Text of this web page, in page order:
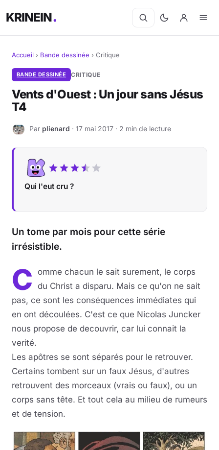
KRINEIN
Cinéma
Séries
Livres
Jeux vidéo
Sciences & Tech
Forum
Accueil › Bande dessinée › Critique
BANDE DESSINÉE CRITIQUE
Vents d'Ouest : Un jour sans Jésus
T4
P Par plienard · 17 mai 2017 · 2 min de lecture
Qui l'eut cru ?
Un tome par mois pour cette série
irrésistible.
C
omme chacun le sait surement, le corps
du Christ a disparu. Mais ce qu'on ne sait
pas, ce sont les conséquences immédiates qui
en ont découlées. C'est ce que Nicolas Juncker
nous propose de decouvrir, car lui connait la
verité.
Les apôtres se sont séparés pour le retrouver.
Certains tombent sur un faux Jésus, d'autres
retrouvent des morceaux (vrais ou faux), ou un
corps sans tête. Et tout cela au milieu de rumeurs
et de tension.